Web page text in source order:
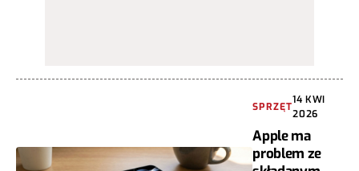
SPRZĘT
14 KWI
2026
Apple ma
problem ze